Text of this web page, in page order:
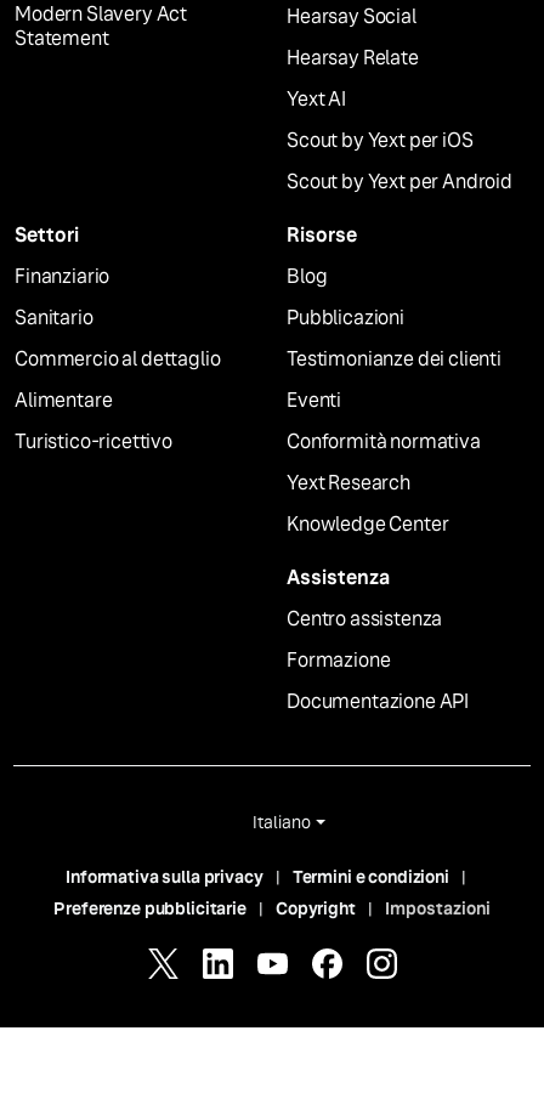
Modern Slavery Act
Statement
Hearsay Social
Hearsay Relate
Yext AI
Scout by Yext per iOS
Scout by Yext per Android
Settori
Finanziario
Sanitario
Commercio al dettaglio
Alimentare
Turistico-ricettivo
Risorse
Blog
Pubblicazioni
Testimonianze dei clienti
Eventi
Conformità normativa
Yext Research
Knowledge Center
Assistenza
Centro assistenza
Formazione
Documentazione API
Italiano
Informativa sulla privacy
Termini e condizioni
Preferenze pubblicitarie
Copyright Impostazioni